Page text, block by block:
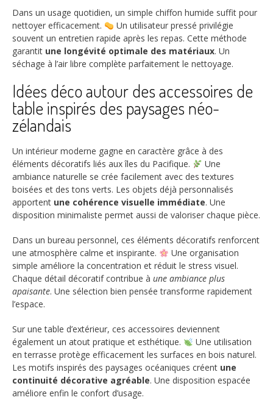
Dans un usage quotidien, un simple chiffon humide suffit pour
nettoyer efficacement.
Un utilisateur pressé privilégie
souvent un entretien rapide après les repas. Cette méthode
garantit une longévité optimale des matériaux. Un
séchage à l’air libre complète parfaitement le nettoyage.
Idées déco autour des accessoires de
table inspirés des paysages néo-
zélandais
Un intérieur moderne gagne en caractère grâce à des
éléments décoratifs liés aux îles du Pacifique.
Une
ambiance naturelle se crée facilement avec des textures
boisées et des tons verts. Les objets déjà personnalisés
apportent une cohérence visuelle immédiate. Une
disposition minimaliste permet aussi de valoriser chaque pièce.
Dans un bureau personnel, ces éléments décoratifs renforcent
une atmosphère calme et inspirante.
Une organisation
simple améliore la concentration et réduit le stress visuel.
Chaque détail décoratif contribue à une ambiance plus
apaisante. Une sélection bien pensée transforme rapidement
l’espace.
Sur une table d’extérieur, ces accessoires deviennent
également un atout pratique et esthétique.
Une utilisation
en terrasse protège efficacement les surfaces en bois naturel.
Les motifs inspirés des paysages océaniques créent une
continuité décorative agréable. Une disposition espacée
améliore enfin le confort d’usage.